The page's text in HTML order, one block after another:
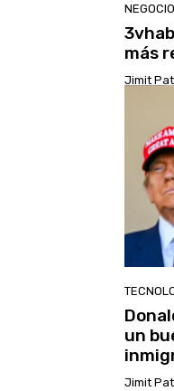
más
Jimit
un
Jimit